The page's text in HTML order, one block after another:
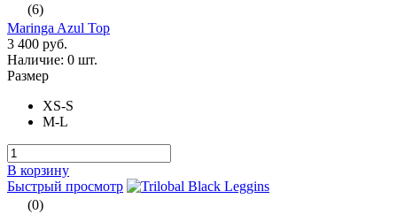
(6)
Maringa Azul Top
3 400 руб.
Наличие: 0 шт.
Размер
XS-S
M-L
В корзину
Быстрый просмотр
(0)